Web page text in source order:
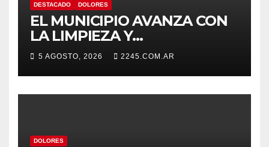
DESTACADO DOLORES
EL MUNICIPIO AVANZA CON
LA LIMPIEZA Y
MANTENIMIENTO DE
DESAGÜES
5 AGOSTO, 2026 2245.COM.AR
DOLORES